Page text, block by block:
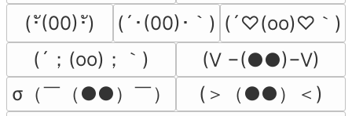
(･ั(00)･ั)
(´･(00)･｀) (´♡(oo)♡｀)
(´；(oo)；｀)
(V −(●●)−V)
σ（￣（●●）￣）
(＞（●●）＜)